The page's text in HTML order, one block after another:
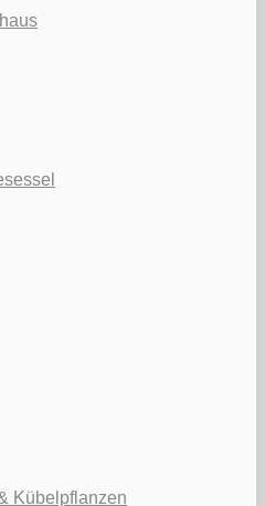
Kübelpflanzen